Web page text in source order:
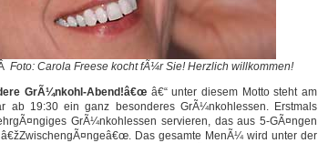
Foto: Carola Freese kocht fÃ¼r Sie! Herzlich willkommen!
GrÃ¼nkohl-Abend!â€œ â€“ unter diesem Motto steht am
ab 19:30 ein ganz besonderes GrÃ¼nkohlessen. Erstmals
GrÃ¼nkohlessen servieren, das aus 5-GÃ¤ngen
Das gesamte MenÃ¼ wird unter der